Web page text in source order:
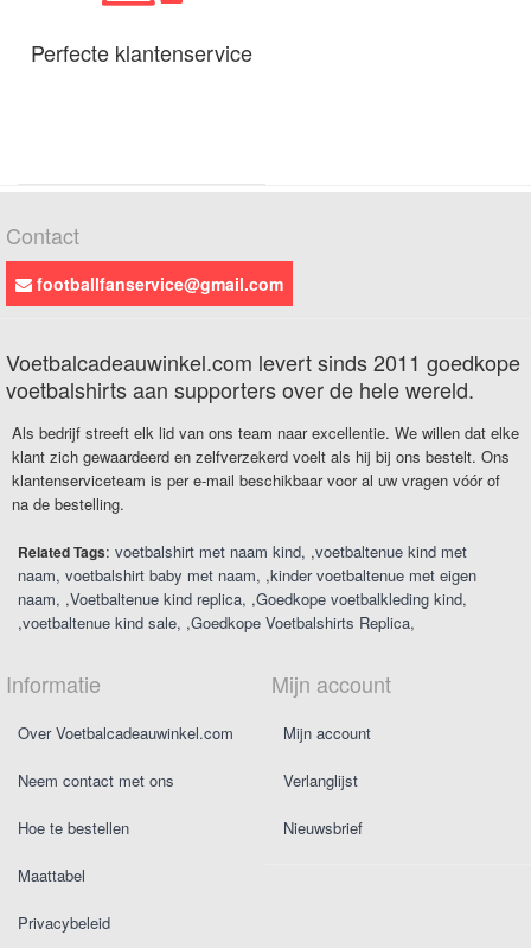
Perfecte klantenservice
Contact
footballfanservice@gmail.com
Voetbalcadeauwinkel.com levert sinds 2011 goedkope
voetbalshirts aan supporters over de hele wereld.
Als bedrijf streeft elk lid van ons team naar excellentie. We willen dat elke
klant zich gewaardeerd en zelfverzekerd voelt als hij bij ons bestelt. Ons
klantenserviceteam is per e-mail beschikbaar voor al uw vragen vóór of
na de bestelling.
Related Tags: voetbalshirt met naam kind ,voetbaltenue kind met
naam voetbalshirt baby met naam ,kinder voetbaltenue met eigen
naam ,Voetbaltenue kind replica ,Goedkope voetbalkleding kind
,voetbaltenue kind sale ,Goedkope Voetbalshirts Replica
Informatie
Over Voetbalcadeauwinkel.com
Neem contact met ons
Hoe te bestellen
Maattabel
Privacybeleid
Mijn account
Mijn account
Verlanglijst
Nieuwsbrief